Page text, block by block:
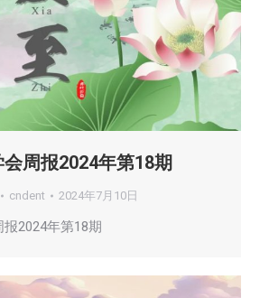
周报2024年第18期
cndent 2024年7月10日
2024年第18期